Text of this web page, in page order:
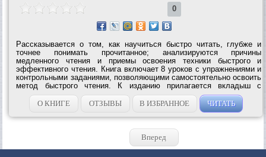
0
Рассказывается о том, как научиться быстро читать, глубже и
точнее понимать прочитанное; анализируются причины
медленного чтения и приемы освоения техники быстрого и
эффективного чтения. Книга включает 8 уроков с упражнениями и
контрольными заданиями, позволяющими самостоятельно освоить
метод быстрого чтения. К изданию прилагается вкладыш с
тренировочными таблицами.УЧИМСЯ ЧИТАТЬ БЫСТРО – Первая
ступень обучения в Школе Олега...
О КНИГЕ ОТЗЫВЫ В ИЗБРАННОЕ ЧИТАТЬ
Вперед